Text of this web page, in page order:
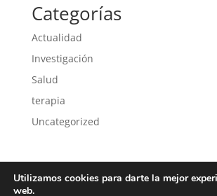
Categorías
Actualidad
Investigación
Salud
terapia
Uncategorized
Utilizamos cookies para darte la mejor
web.